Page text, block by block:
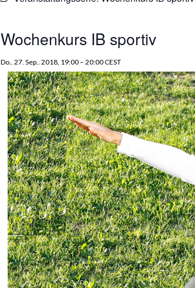
Wochenkurs IB sportiv
Do.. 27. Sep.. 2018, 19:00 –20:00CEST